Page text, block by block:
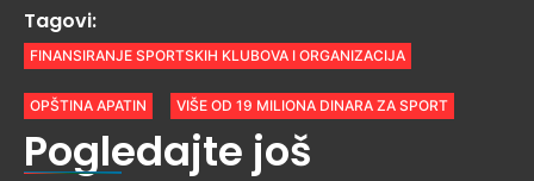
Tagovi:
FINANSIRANJE SPORTSKIH KLUBOVA I ORGANIZACIJA
OPŠTINA APATIN VIŠE OD 19 MILIONA DINARA ZA SPORT
Pogledajte još